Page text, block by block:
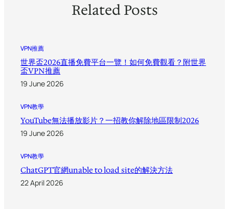
Related Posts
VPN推薦
世界盃2026直播免費平台一覽！如何免費觀看？附世界
盃VPN推薦
19 June 2026
VPN教學
YouTube無法播放影片？一招教你解除地區限制2026
19 June 2026
VPN教學
ChatGPT官網unable to load site的解決方法
22 April 2026